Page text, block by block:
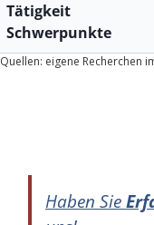
Quellen: eigene Recherchen
Tätigkeit
Schwerpunkte
Haben Sie